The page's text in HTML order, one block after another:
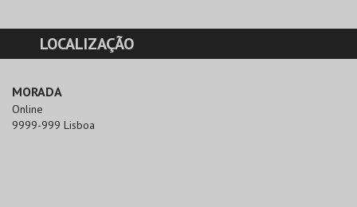
LOCALIZAÇÃO
MORADA
Online
9999-999 Lisboa